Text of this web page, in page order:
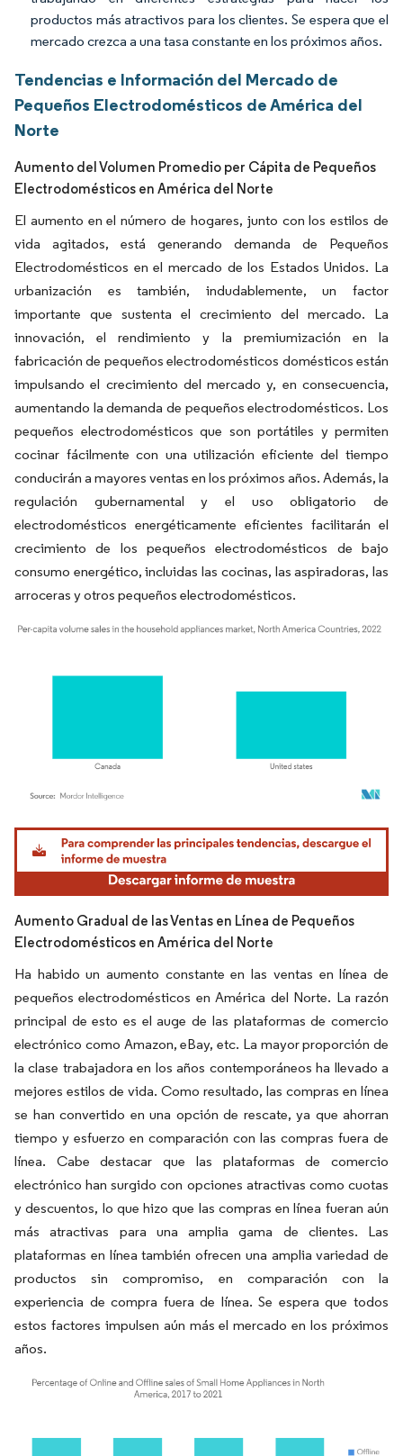
productos más atractivos para los clientes. Se espera que el
mercado crezca a una tasa constante en los próximos años.
Tendencias e Información del Mercado de
Pequeños Electrodomésticos de América del
Norte
Aumento del Volumen Promedio per Cápita de Pequeños
Electrodomésticos en América del Norte
El aumento en el número de hogares, junto con los estilos de
vida agitados, está generando demanda de Pequeños
Electrodomésticos en el mercado de los Estados Unidos. La
urbanización es también, indudablemente, un factor
importante que sustenta el crecimiento del mercado. La
innovación, el rendimiento y la premiumización en la
fabricación de pequeños electrodomésticos domésticos están
impulsando el crecimiento del mercado y, en consecuencia,
aumentando la demanda de pequeños electrodomésticos. Los
pequeños electrodomésticos que son portátiles y permiten
cocinar fácilmente con una utilización eficiente del tiempo
conducirán a mayores ventas en los próximos años. Además, la
regulación gubernamental y el uso obligatorio de
electrodomésticos energéticamente eficientes facilitarán el
crecimiento de los pequeños electrodomésticos de bajo
consumo energético, incluidas las cocinas, las aspiradoras, las
arroceras y otros pequeños electrodomésticos.
Imagen © Mordor Intelligence. El uso requiere atribución según CC BY 4.0.
Aumento Gradual de las Ventas en Línea de Pequeños
Electrodomésticos en América del Norte
Ha habido un aumento constante en las ventas en línea de
pequeños electrodomésticos en América del Norte. La razón
principal de esto es el auge de las plataformas de comercio
electrónico como Amazon, eBay, etc. La mayor proporción de
la clase trabajadora en los años contemporáneos ha llevado a
mejores estilos de vida. Como resultado, las compras en línea
se han convertido en una opción de rescate, ya que ahorran
tiempo y esfuerzo en comparación con las compras fuera de
línea. Cabe destacar que las plataformas de comercio
electrónico han surgido con opciones atractivas como cuotas
y descuentos, lo que hizo que las compras en línea fueran aún
más atractivas para una amplia gama de clientes. Las
plataformas en línea también ofrecen una amplia variedad de
productos sin compromiso, en comparación con la
experiencia de compra fuera de línea. Se espera que todos
estos factores impulsen aún más el mercado en los próximos
años.